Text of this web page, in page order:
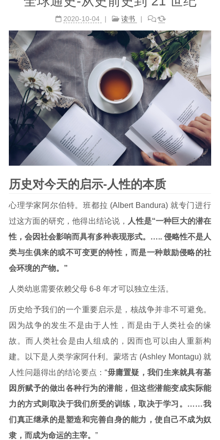
2020-10-04 读书
历史对今天的启示-人性的本质
心理学家阿尔伯特。班都拉 (Albert Bandura) 就专门进行
过这方面的研究，他得出结论说， 人性是“一种巨大的潜在
性，会因社会影响而具有多种表现形式。….. 侵略性不是人
类与生俱来的或不可变更的特性，而是一种鼓励侵略的社
会环境的产物。”
人类幼崽需要依赖父母 6-8 年才可以独立生活。
历史给予我们的一个重要启示是，核战争并非不可避免。
因为战争的发生不是由于人性，而是由于人类社会的缘
故。而人类社会是由人组成的，因而也可以由人重新构
建。以下是人类学家阿什利。蒙塔古 (Ashley Montagu) 就
人性问题得出的结论要点：“毋庸置疑，我们生来就具有基
因所赋予的做出各种行为的潜能，但这些潜能变成实际能
力的方式则取决于我们所受的训练，取决于学习。……我
们真正继承的是塑造和完善自身的能力 ，使自己不成为奴
隶，而成为命运的主宰。 ”